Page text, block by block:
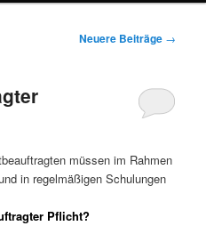
Neuere Beiträge →
müssen im Rahmen
in regelmäßigen Schulungen
Pflicht?